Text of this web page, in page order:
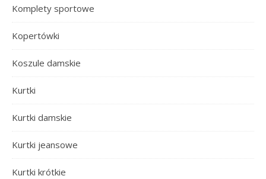
Komplety sportowe
Kopertówki
Koszule damskie
Kurtki
Kurtki damskie
Kurtki jeansowe
Kurtki krótkie